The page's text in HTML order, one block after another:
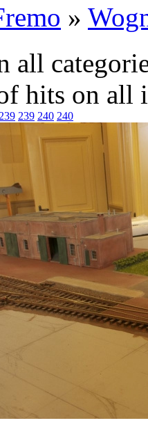
»
all
hits on all
239 240 240